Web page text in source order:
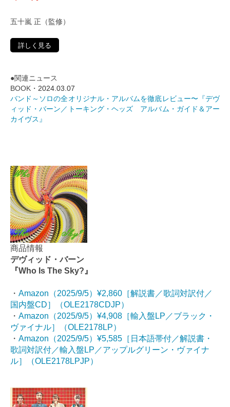
五十嵐 正（監修）
詳しく見る
●関連ニュース
BOOK・ 2024.03.07
バンド～ソロの全オリジナル・アルバムを徹底レビュー〜『デヴ
ィッド・バーン／トーキング・ヘッズ アルバム・ガイド＆アー
カイヴス』
商品情報
デヴィッド・バーン
『Who Is The Sky?』
・ Amazon（2025/9/5）¥2,860［解説書／歌詞対訳付／
国内盤CD］（OLE2178CDJP）
・ Amazon（2025/9/5）¥4,908［輸入盤LP／ブラック・
ヴァイナル］（OLE2178LP）
・ Amazon（2025/9/5）¥5,585［日本語帯付／解説書・
歌詞対訳付／輸入盤LP／アップルグリーン・ヴァイナ
ル］（OLE2178LPJP）